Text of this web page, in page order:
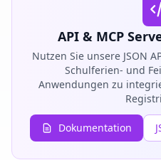
API & MCP
Nutzen Sie unsere JSON
Schulferien- und
Anwendungen zu
Dokumentation